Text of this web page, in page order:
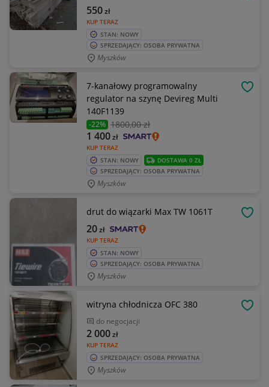
KUP TERAZ
550zł
STAN: NOWY
SPRZEDAJĄCY: OSOBA PRYWATNA
Myszków
7-kanałowy programowalny
regulator na szynę Devireg Multi
140F1139
-22% 1800,00 zł
KUP TERAZ
1 400zł
STAN: NOWY
DOSTAWA 0 ZŁ
SPRZEDAJĄCY: OSOBA PRYWATNA
Myszków
drut do wiązarki Max TW 1061T
KUP TERAZ
20zł
STAN: NOWY
SPRZEDAJĄCY: OSOBA PRYWATNA
Myszków
witryna chłodnicza OFC 380
do negocjacji
KUP TERAZ
2 000zł
SPRZEDAJĄCY: OSOBA PRYWATNA
Myszków